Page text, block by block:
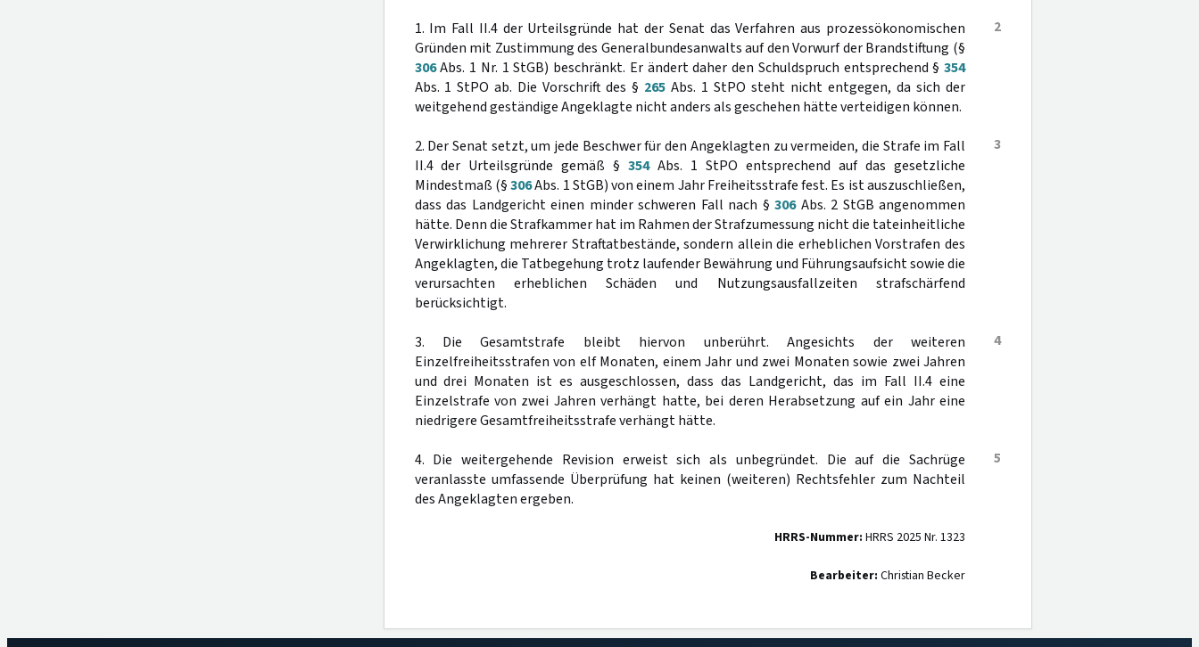
2
1. Im Fall II.4 der Urteilsgründe hat der Senat das Verfahren aus prozessökonomischen
Gründen mit Zustimmung des Generalbundesanwalts auf den Vorwurf der Brandstiftung (§
306Abs. 1 Nr. 1 StGB) beschränkt. Er ändert daher den Schuldspruch entsprechend § 354
Abs. 1 StPO ab. Die Vorschrift des § 265 Abs. 1 StPO steht nicht entgegen, da sich der
weitgehend geständige Angeklagte nicht anders als geschehen hätte verteidigen können.
3
2. Der Senat setzt, um jede Beschwer für den Angeklagten zu vermeiden, die Strafe im Fall
II.4 der Urteilsgründe gemäß §354Abs. 1 StPO entsprechend auf das gesetzliche
Mindestmaß (§306Abs. 1 StGB) von einem Jahr Freiheitsstrafe fest. Es ist auszuschließen,
dass das Landgericht einen minder schweren Fall nach § 306Abs. 2 StGB angenommen
hätte. Denn die Strafkammer hat im Rahmen der Strafzumessung nicht die tateinheitliche
Verwirklichung mehrerer Straftatbestände, sondern allein die erheblichen Vorstrafen des
Angeklagten, die Tatbegehung trotz laufender Bewährung und Führungsaufsicht sowie die
verursachten erheblichen Schäden und Nutzungsausfallzeiten strafschärfend
berücksichtigt.
4
3. Die Gesamtstrafe bleibt hiervon unberührt. Angesichts der weiteren
Einzelfreiheitsstrafen von elf Monaten, einem Jahr und zwei Monaten sowie zwei Jahren
und drei Monaten ist es ausgeschlossen, dass das Landgericht, das im Fall II.4 eine
Einzelstrafe von zwei Jahren verhängt hatte, bei deren Herabsetzung auf ein Jahr eine
niedrigere Gesamtfreiheitsstrafe verhängt hätte.
5
4. Die weitergehende Revision erweist sich als unbegründet. Die auf die Sachrüge
veranlasste umfassende Überprüfung hat keinen (weiteren) Rechtsfehler zum Nachteil
des Angeklagten ergeben.
HRRS-Nummer: HRRS 2025 Nr. 1323
Bearbeiter: Christian Becker